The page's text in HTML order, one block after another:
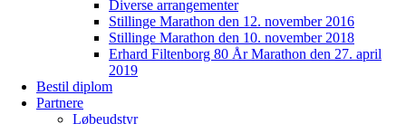
Diverse arrangementer
Stillinge Marathon den 12. november 2016
Stillinge Marathon den 10. november 2018
Erhard Filtenborg 80 År Marathon den 27. april
2019
Bestil diplom
Partnere
Løbeudstyr